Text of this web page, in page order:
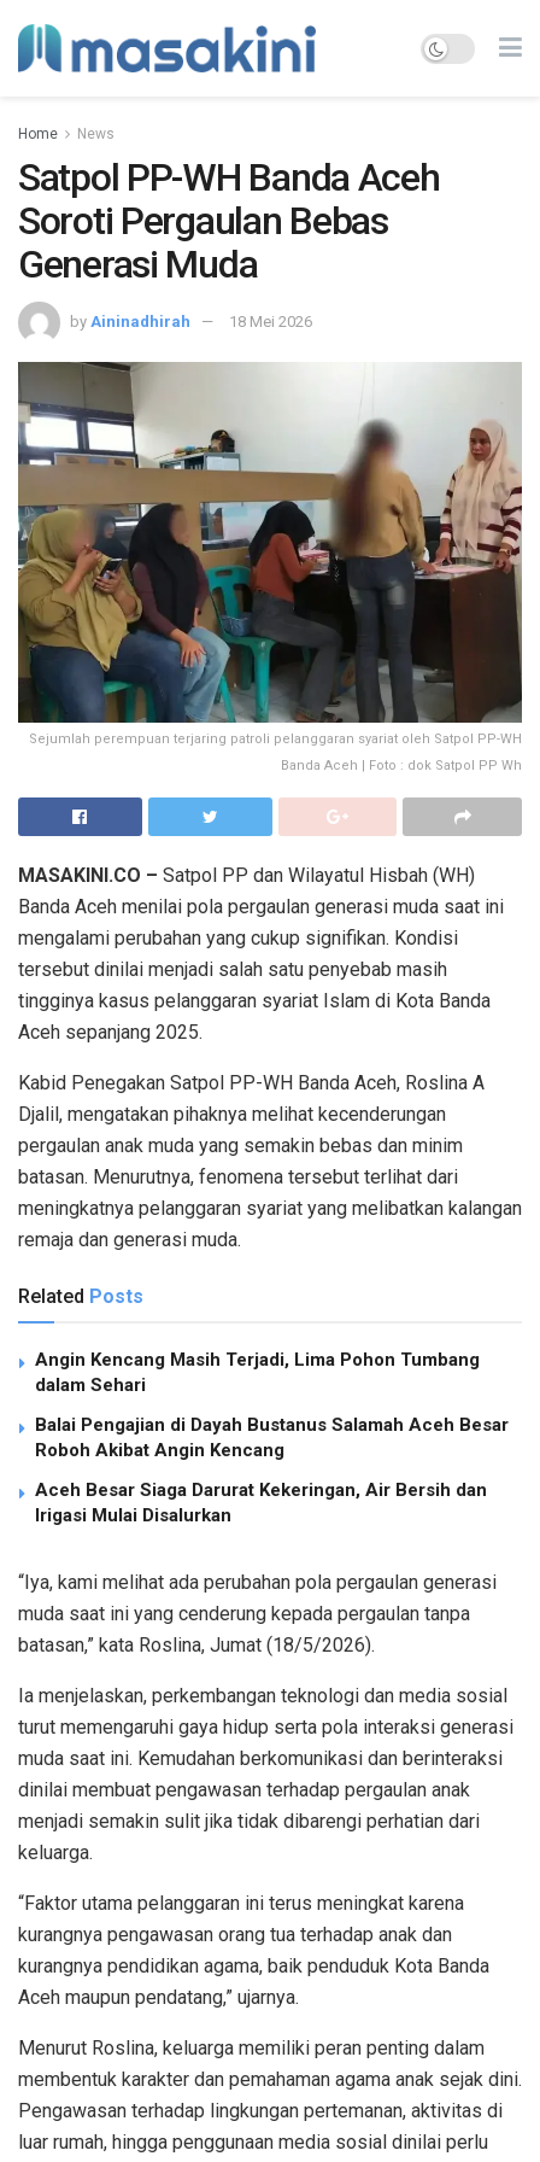
Home News
Satpol PP-WH Banda Aceh
Soroti Pergaulan Bebas
Generasi Muda
by Aininadhirah 18 Mei 2026
Sejumlah perempuan terjaring patroli pelanggaran syariat oleh Satpol PP-WH
Banda Aceh | Foto : dok Satpol PP Wh
MASAKINI.CO – Satpol PP dan Wilayatul Hisbah (WH)
Banda Aceh menilai pola pergaulan generasi muda saat ini
mengalami perubahan yang cukup signifikan. Kondisi
tersebut dinilai menjadi salah satu penyebab masih
tingginya kasus pelanggaran syariat Islam di Kota Banda
Aceh sepanjang 2025.
Kabid Penegakan Satpol PP-WH Banda Aceh, Roslina A
Djalil, mengatakan pihaknya melihat kecenderungan
pergaulan anak muda yang semakin bebas dan minim
batasan. Menurutnya, fenomena tersebut terlihat dari
meningkatnya pelanggaran syariat yang melibatkan kalangan
remaja dan generasi muda.
Related Posts
Angin Kencang Masih Terjadi, Lima Pohon Tumbang
dalam Sehari
Balai Pengajian di Dayah Bustanus Salamah Aceh Besar
Roboh Akibat Angin Kencang
Aceh Besar Siaga Darurat Kekeringan, Air Bersih dan
Irigasi Mulai Disalurkan
“Iya, kami melihat ada perubahan pola pergaulan generasi
muda saat ini yang cenderung kepada pergaulan tanpa
batasan,” kata Roslina, Jumat (18/5/2026).
Ia menjelaskan, perkembangan teknologi dan media sosial
turut memengaruhi gaya hidup serta pola interaksi generasi
muda saat ini. Kemudahan berkomunikasi dan berinteraksi
dinilai membuat pengawasan terhadap pergaulan anak
menjadi semakin sulit jika tidak dibarengi perhatian dari
keluarga.
“Faktor utama pelanggaran ini terus meningkat karena
kurangnya pengawasan orang tua terhadap anak dan
kurangnya pendidikan agama, baik penduduk Kota Banda
Aceh maupun pendatang,” ujarnya.
Menurut Roslina, keluarga memiliki peran penting dalam
membentuk karakter dan pemahaman agama anak sejak dini.
Pengawasan terhadap lingkungan pertemanan, aktivitas di
luar rumah, hingga penggunaan media sosial dinilai perlu